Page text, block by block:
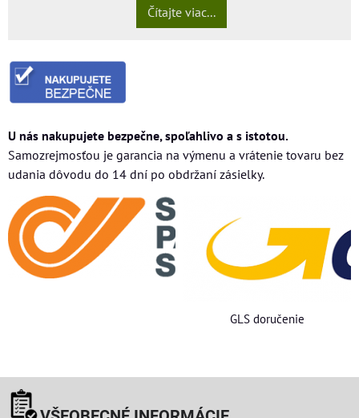
Čítajte viac...
U nás nakupujete bezpečne, spoľahlivo a s istotou.
Samozrejmosťou je garancia na výmenu a vrátenie tovaru bez
udania dôvodu do 14 dní po obdržaní zásielky.
GLS doručenie